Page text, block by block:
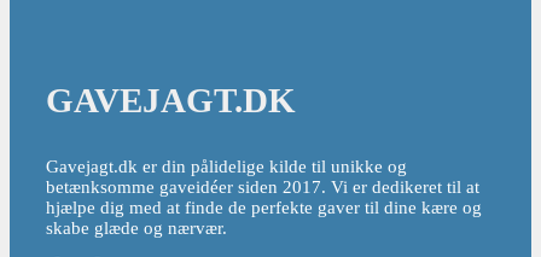
GAVEJAGT.DK
Gavejagt.dk er din pålidelige kilde til unikke og
betænksomme gaveidéer siden 2017. Vi er dedikeret til at
hjælpe dig med at finde de perfekte gaver til dine kære og
skabe glæde og nærvær.